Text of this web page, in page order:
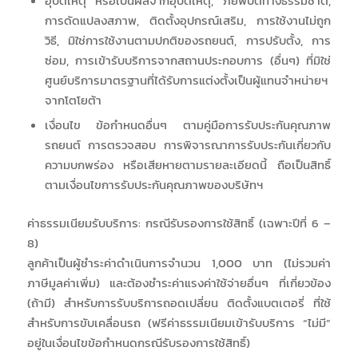
การดัดแปลงสภาพ, ติดตั้งอุปกรณ์เสริม, การใช้งานไม่ถูก
วิธี, มิใช่การใช้งานตามปกติของรถยนต์, การปรับตั้ง, การ
ซ่อม, การเข้ารับบริการจากสถานประกอบการ (อื่นๆ) ที่มิใช่
ศูนย์บริการมาตรฐานที่ได้รับการแต่งตั้งเป็นผู้แทนจำหน่ายฯ
จากโตโยต้า
เงื่อนไข ข้อกำหนดอื่นๆ ตามคู่มือการรับประกันคุณภาพ
รถยนต์ การตรวจสอบ การพิจารณาการรับประกันเกี่ยวกับ
ความบกพร่อง หรือเสียหายตามรายละเอียดนี้ ถือเป็นสิทธิ์
ตามเงื่อนไขการรับประกันคุณภาพของบริษัทฯ
ค่าธรรมเนียมรับบริการ: กรณีรับรองการใช้สิทธิ์ (เฉพาะปีที่ 6 –
8)
ลูกค้าเป็นผู้ชำระค่าดำเนินการจำนวน 1,000 บาท (ไม่รวมค่า
ภาษีมูลค่าเพิ่ม) และต้องชำระค่าแรงค่าใช้จ่ายอื่นๆ ที่เกี่ยวข้อง
(ถ้ามี) สำหรับการรับบริการถอดเปลี่ยน ติดตั้งแบตเตอรี่ ที่ใช้
สำหรับการขับเคลื่อนรถ (ฟรีค่าธรรมเนียมเข้ารับบริการ “ไม่มี”
อยู่ในเงื่อนไขข้อกำหนดกรณีรับรองการใช้สิทธิ์)